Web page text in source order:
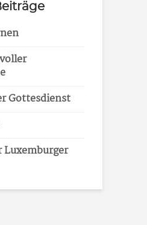
Gottesdienst
Luxemburger